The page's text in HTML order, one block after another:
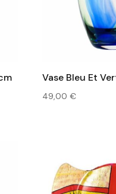
Vase Bleu Et
49,00€